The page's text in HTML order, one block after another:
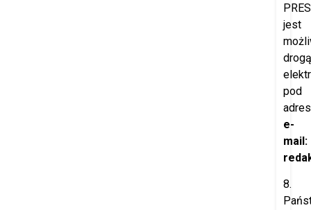
jest
drogą
pod
e-
mail:
8.